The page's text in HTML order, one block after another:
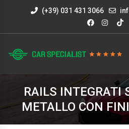
(+39) 031 431 3066
RAILS INTEGRATI
METALLO CON